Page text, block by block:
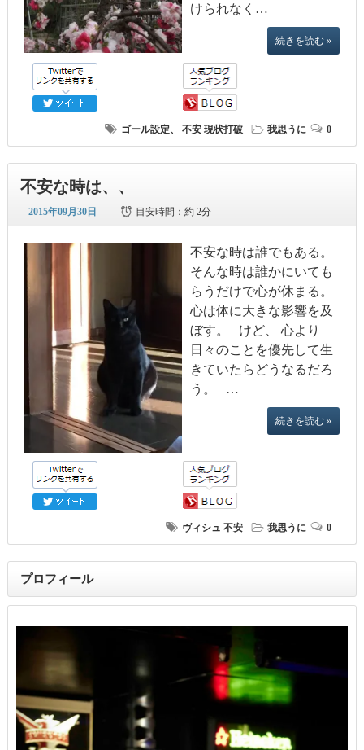
けられなく…
続きを読む »
ゴール設定、 不安 現状打破 我思うに 0
不安な時は、、
2015年09月30日 目安時間：約 2分
不安な時は誰でもある。
そんな時は誰かにいても
らうだけで心が休まる。
心は体に大きな影響を及
ぼす。 けど、 心より
日々のことを優先して生
きていたらどうなるだろ
う。 …
続きを読む »
ヴィシュ 不安 我思うに 0
プロフィール